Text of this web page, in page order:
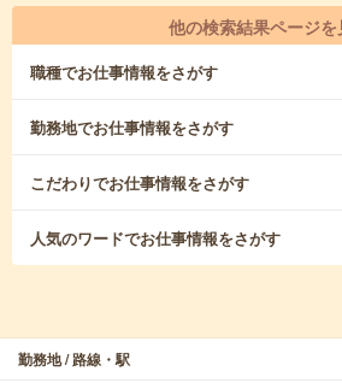
他の検索結果ページを
職種でお仕事情報をさがす
勤務地でお仕事情報をさがす
こだわりでお仕事情報をさがす
人気のワードでお仕事情報をさがす
勤務地 / 路線・駅